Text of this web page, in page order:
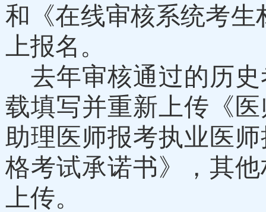
和《在线审核系统考生
上报名。
去年审核通过的历
载填写并重新上传《
助理医师报考执业医
格考试承诺书》，其
上传。